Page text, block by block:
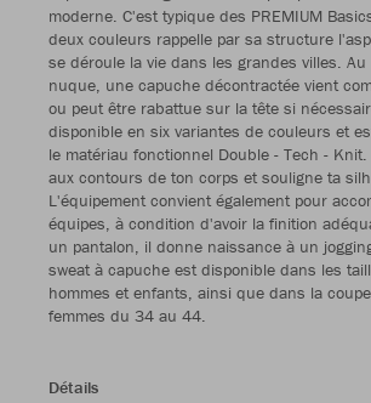
moderne. C'est typique des PREMIUM
deux couleurs rappelle par sa structure
se déroule la vie dans les grandes villes.
nuque, une capuche décontractée vient
ou peut être rabattue sur la tête si
disponible en six variantes de couleurs et
le matériau fonctionnel Double - Tech -
aux contours de ton corps et souligne ta
L'équipement convient également pour
équipes, à condition d'avoir la finition
un pantalon, il donne naissance à un
sweat à capuche est disponible dans les
hommes et enfants, ainsi que dans la
femmes du 34 au 44.
Détails